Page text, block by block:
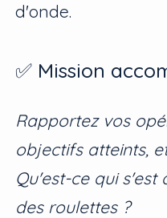
d'onde.
✅ Mission
Rapportez vos
objectifs atteints,
Qu'est-ce qui s'est
des roulettes ?